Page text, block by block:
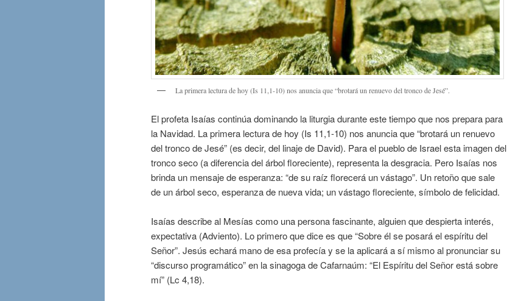
La primera lectura de hoy (Is 11,1-10) nos anuncia que “brotará un renuevo del tronco de Jesé”.
El profeta Isaías continúa dominando la liturgia durante este tiempo que nos prepara para
la Navidad. La primera lectura de hoy (Is 11,1-10) nos anuncia que “brotará un renuevo
del tronco de Jesé” (es decir, del linaje de David). Para el pueblo de Israel esta imagen del
tronco seco (a diferencia del árbol floreciente), representa la desgracia. Pero Isaías nos
brinda un mensaje de esperanza: “de su raíz florecerá un vástago”. Un retoño que sale
de un árbol seco, esperanza de nueva vida; un vástago floreciente, símbolo de felicidad.
Isaías describe al Mesías como una persona fascinante, alguien que despierta interés,
expectativa (Adviento). Lo primero que dice es que “Sobre él se posará el espíritu del
Señor”. Jesús echará mano de esa profecía y se la aplicará a sí mismo al pronunciar su
“discurso programático” en la sinagoga de Cafarnaúm: “El Espíritu del Señor está sobre
mí” (Lc 4,18).